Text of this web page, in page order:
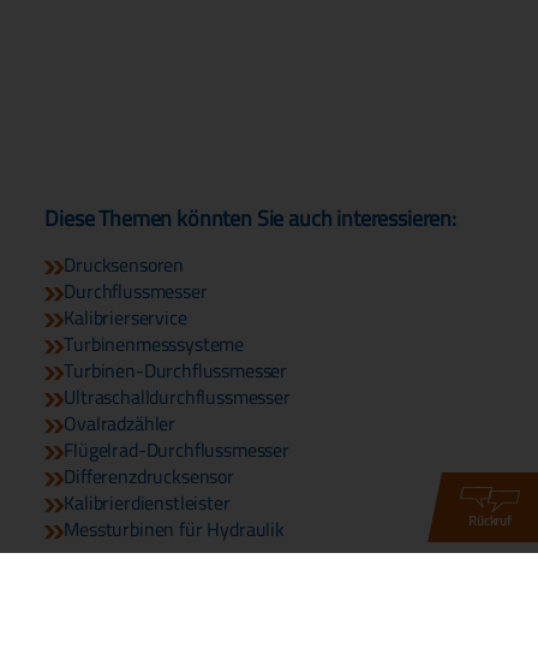
Rückruf
Diese Themen könnten Sie auch interessieren:
Drucksensoren
Durchflussmesser
Kalibrierservice
Turbinenmesssysteme
Turbinen-Durchflussmesser
Ultraschalldurchflussmesser
Ovalradzähler
Flügelrad-Durchflussmesser
Differenzdrucksensor
Kalibrierdienstleister
Messturbinen für Hydraulik